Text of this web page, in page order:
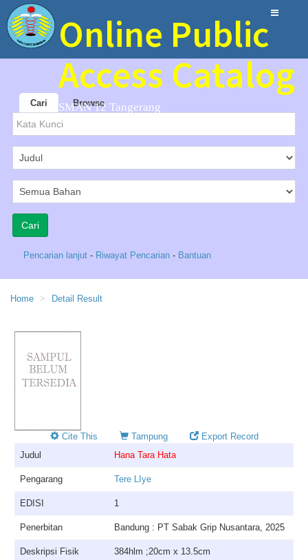
Online Public
Access Catalog
SMAN 12 Tangerang
Cari Browse
Pencarian lanjut - Riwayat Pencarian - Bantuan
Home Detail Result
Cite This Tampung
Export Record
Judul
Hana Tara Hata
Pengarang Tere LIye
EDISI 1
Penerbitan Bandung : PT Sabak Grip Nusantara, 2025
Deskripsi Fisik 384hlm ;20cm x 13.5cm